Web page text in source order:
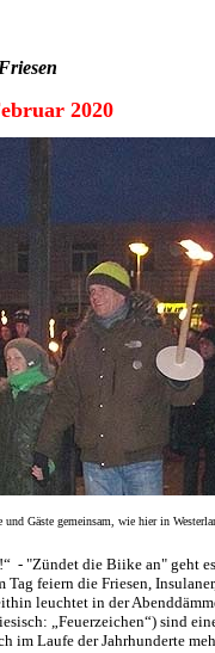
2020
Gäste gemeinsam, wie hier in
"Zündet die Biike an" geht es
Tag feiern die Friesen,
leuchtet in der
„Feuerzeichen“) sind
im Laufe der Jahrhunderte